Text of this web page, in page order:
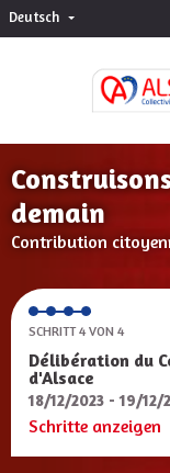
Deutsch Choisir la langue
demain
Contribution
SCHRITT 4 VON 4
Délibération du
d'Alsace
18/12/2023 - 19/12/
Schritte anzeigen